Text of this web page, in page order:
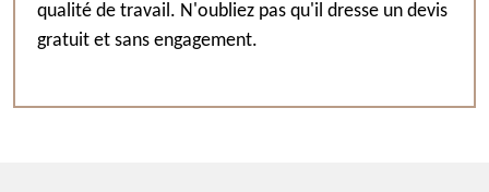
qualité de travail. N'oubliez pas qu'il dresse un devis
gratuit et sans engagement.